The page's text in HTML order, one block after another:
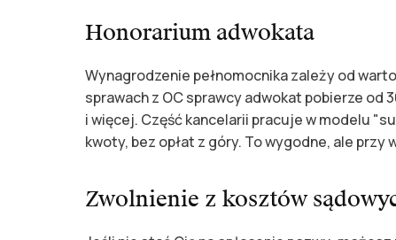
Honorarium adwokata
Wynagrodzenie pełnomocnika zależy od
sprawach z OC sprawcy adwokat pobierze od
i więcej. Część kancelarii pracuje w modelu
kwoty, bez opłat z góry. To wygodne, ale
Zwolnienie z kosztów